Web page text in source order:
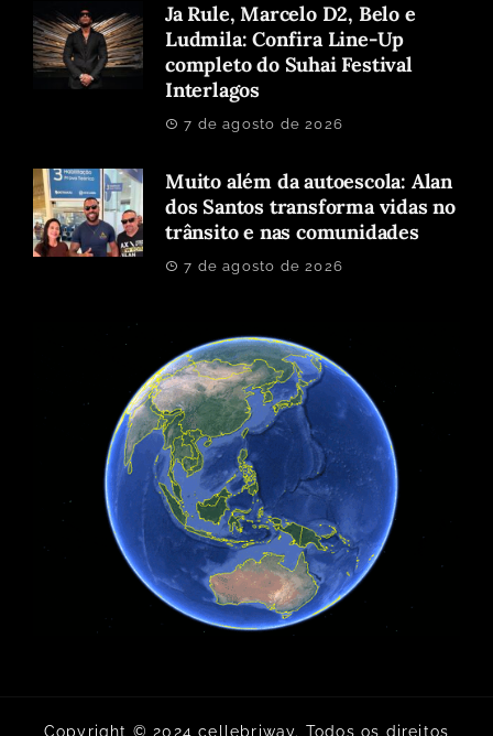
Ja Rule, Marcelo D2, Belo e
Ludmila: Confira Line-Up
completo do Suhai Festival
Interlagos
7 de agosto de 2026
Muito além da autoescola: Alan
dos Santos transforma vidas no
trânsito e nas comunidades
7 de agosto de 2026
Copyright © 2024 cellebriway. Todos os direitos